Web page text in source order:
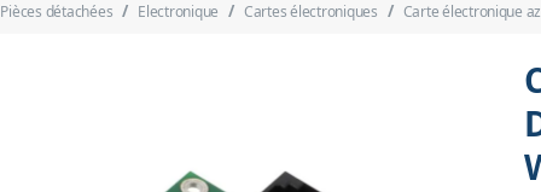
Pièces détachées Electronique Cartes électroniques Carte électronique